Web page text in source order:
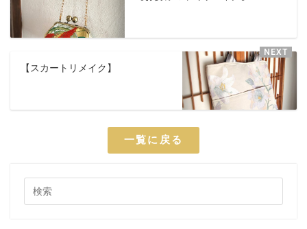
【スカートリメイク】
一覧に戻る